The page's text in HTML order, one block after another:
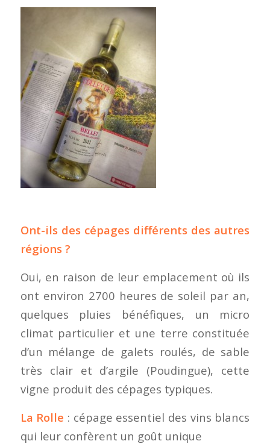
Ont-ils des cépages différents des autres
régions ?
Oui, en raison de leur emplacement où ils
ont environ 2700 heures de soleil par an,
quelques pluies bénéfiques, un micro
climat particulier et une terre constituée
d’un mélange de galets roulés, de sable
très clair et d’argile (Poudingue), cette
vigne produit des cépages typiques.
La Rolle : cépage essentiel des vins blancs
qui leur confèrent un goût unique